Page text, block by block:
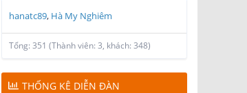
hanatc89 Hà My Nghiêm
Tổng: 351 (Thành viên: 3, khách: 348)
THỐNG KÊ DIỄN ĐÀN